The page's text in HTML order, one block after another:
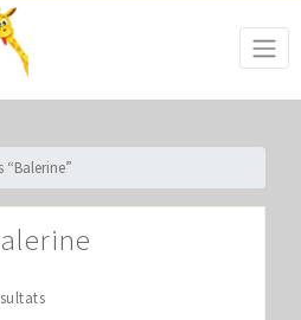
“Balerine”